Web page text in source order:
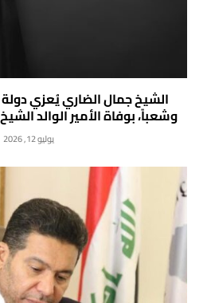
الشيخ جمال الضاري يُعزي
وشعباً، بوفاة الأمير الوالد
يوليو 12, 2026